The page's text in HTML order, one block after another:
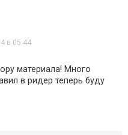
в 05:44
материала! Много
в ридер теперь буду